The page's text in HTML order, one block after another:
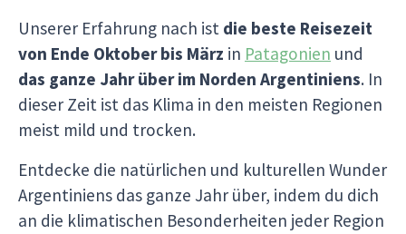
Unserer Erfahrung nach ist die beste Reisezeit
von Ende Oktober bis März in Patagonien und
das ganze Jahr über im Norden Argentiniens. In
dieser Zeit ist das Klima in den meisten Regionen
meist mild und trocken.
Entdecke die natürlichen und kulturellen Wunder
Argentiniens das ganze Jahr über, indem du dich
an die klimatischen Besonderheiten jeder Region